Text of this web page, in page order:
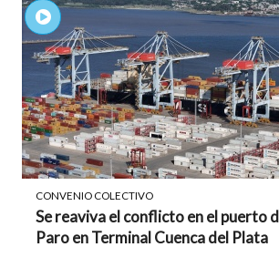
CONVENIO COLECTIVO
Se reaviva el conflicto en el puerto
Paro en Terminal Cuenca del Plata